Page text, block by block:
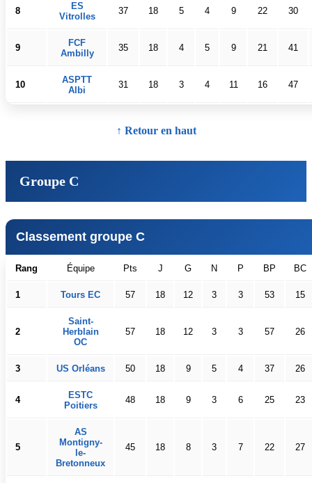
8
ES
Vitrolles
37 18 5 4 9 22 30
9
FCF
Ambilly
35 18 4 5 9 21 41
10
ASPTT
Albi
31 18 3 4 11 16 47
↑ Retour en haut
Groupe C
Classement groupe C
Rang Équipe Pts J G N P BP BC
1 Tours EC 57 18 12 3 3 53 15
2
Saint-
Herblain
OC
57 18 12 3 3 57 26
3 US Orléans 50 18 9 5 4 37 26
4
ESTC
Poitiers
48 18 9 3 6 25 23
5
AS
Montigny-
le-
Bretonneux
45 18 8 3 7 22 27